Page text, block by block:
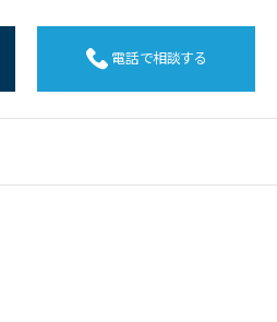
電話で相談する